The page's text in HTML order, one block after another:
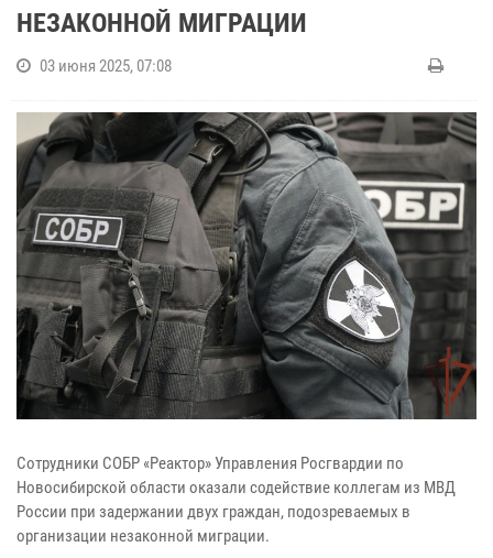
НЕЗАКОННОЙ МИГРАЦИИ
03 июня 2025, 07:08
Сотрудники СОБР «Реактор» Управления Росгвардии по
Новосибирской области оказали содействие коллегам из МВД
России при задержании двух граждан, подозреваемых в
организации незаконной миграции.